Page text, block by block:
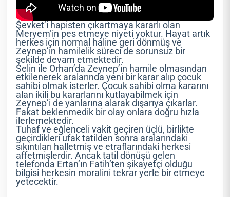
Şevket’i hapisten çıkartmaya kararlı olan
Meryem’in pes etmeye niyeti yoktur. Hayat artık
herkes için normal haline geri dönmüş ve
Zeynep’in hamilelik süreci de sorunsuz bir
şekilde devam etmektedir.
Selin ile Orhan’da Zeynep’in hamile olmasından
etkilenerek aralarında yeni bir karar alıp çocuk
sahibi olmak isterler. Çocuk sahibi olma kararını
alan ikili bu kararlarını kutlayabilmek için
Zeynep’i de yanlarına alarak dışarıya çıkarlar.
Fakat beklenmedik bir olay onlara doğru hızla
ilerlemektedir.
Tuhaf ve eğlenceli vakit geçiren üçlü, birlikte
geçirdikleri ufak tatilden sonra aralarındaki
sıkıntıları halletmiş ve etraflarındaki herkesi
affetmişlerdir. Ancak tatil dönüşü gelen
telefonda Ertan’ın Fatih’ten şikayetçi olduğu
bilgisi herkesin moralini tekrar yerle bir etmeye
yetecektir.